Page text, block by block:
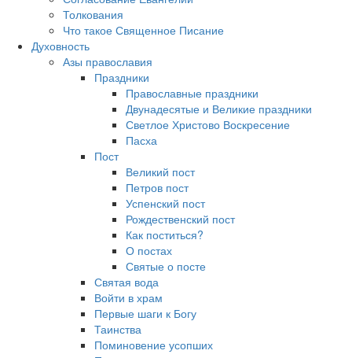
Толкования
Что такое Священное Писание
Духовность
Азы православия
Праздники
Православные праздники
Двунадесятые и Великие праздники
Светлое Христово Воскресение
Пасха
Пост
Великий пост
Петров пост
Успенский пост
Рождественский пост
Как поститься?
О постах
Святые о посте
Святая вода
Войти в храм
Первые шаги к Богу
Таинства
Поминовение усопших